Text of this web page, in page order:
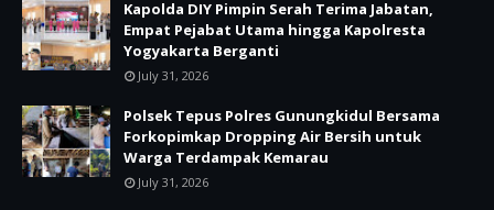
Kapolda DIY Pimpin Serah Terima Jabatan,
Empat Pejabat Utama hingga Kapolresta
Yogyakarta Berganti
July 31, 2026
Polsek Tepus Polres Gunungkidul Bersama
Forkopimkap Dropping Air Bersih untuk
Warga Terdampak Kemarau
July 31, 2026